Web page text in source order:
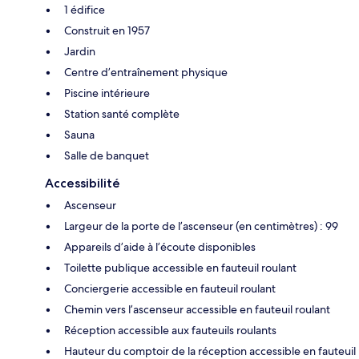
1 édifice
Construit en 1957
Jardin
Centre d’entraînement physique
Piscine intérieure
Station santé complète
Sauna
Salle de banquet
Accessibilité
Ascenseur
Largeur de la porte de l’ascenseur (en centimètres) : 99
Appareils d’aide à l’écoute disponibles
Toilette publique accessible en fauteuil roulant
Conciergerie accessible en fauteuil roulant
Chemin vers l’ascenseur accessible en fauteuil roulant
Réception accessible aux fauteuils roulants
Hauteur du comptoir de la réception accessible en fauteuil